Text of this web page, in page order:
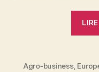
Agro-business,